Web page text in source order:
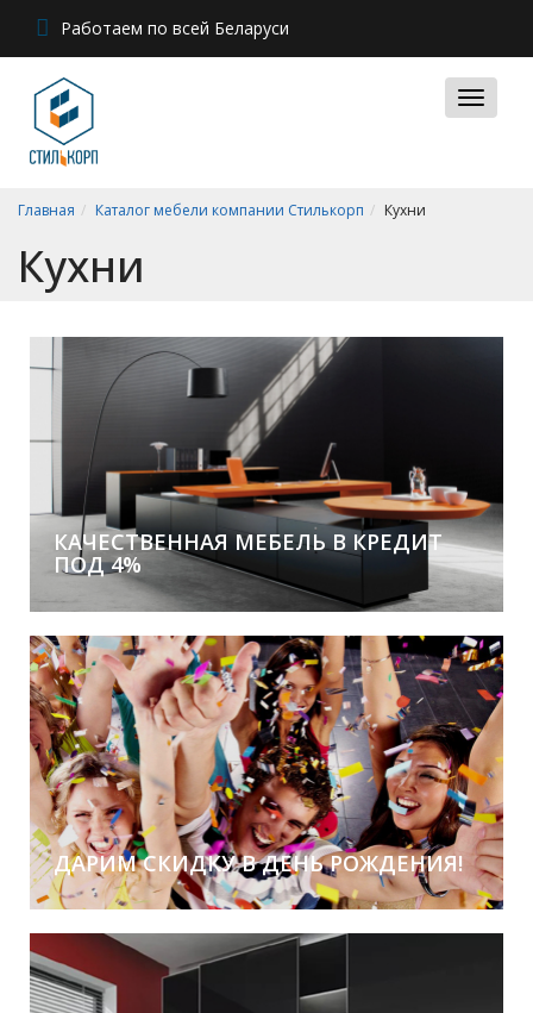
Работаем по всей Беларуси
Главная Каталог мебели компании Стилькорп Кухни
Кухни
КАЧЕСТВЕННАЯ МЕБЕЛЬ В КРЕДИТ
ПОД 4%
Без первоначального взноса!
ДАРИМ СКИДКУ В ДЕНЬ РОЖДЕНИЯ!